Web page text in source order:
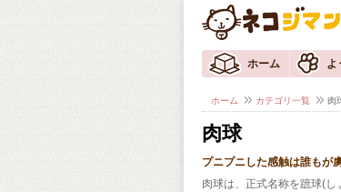
ホーム よ
ホーム カテゴリ一覧 肉
肉球
プニプニした感触は誰もが
肉球は、正式名称を蹠球(